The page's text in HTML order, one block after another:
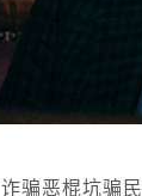
骗恶棍坑骗